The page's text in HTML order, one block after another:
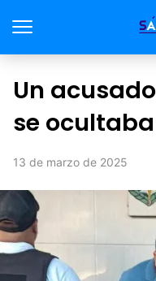
Un
se
13 de marzo de 2025